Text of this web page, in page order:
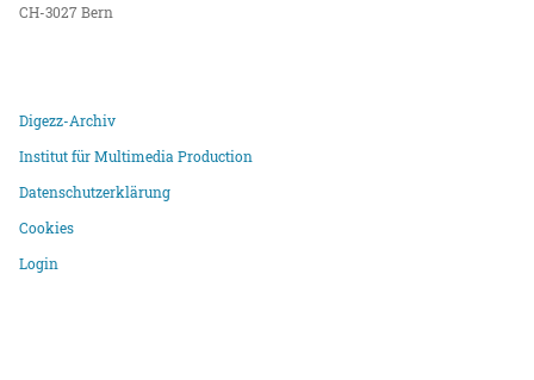
CH-3027 Bern
Digezz-Archiv
Institut für Multimedia Production
Datenschutzerklärung
Cookies
Login